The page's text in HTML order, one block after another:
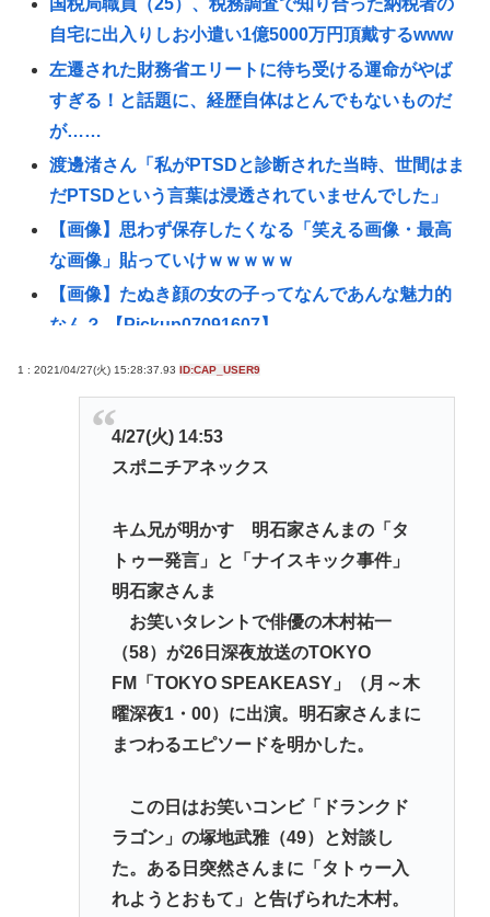
国税局職員（25）、税務調査で知り合った納税者の
自宅に出入りしお小遣い1億5000万円頂戴するwww
左遷された財務省エリートに待ち受ける運命がやば
すぎる！と話題に、経歴自体はとんでもないものだ
が……
渡邊渚さん「私がPTSDと診断された当時、世間はま
だPTSDという言葉は浸透されていませんでした」
【画像】思わず保存したくなる「笑える画像・最高
な画像」貼っていけｗｗｗｗｗ
【画像】たぬき顔の女の子ってなんであんな魅力的
なん？ 【Pickup07091607】
自民党さん、障がい者福祉を切り捨てて財源捻出に
【悲報】じゃあ逆に「これはチェーン店でいいぞ」
ってもの
東浩紀さん、右からも左からも叩かれる「ポジショ
ントークをしないからこそ信頼できる」と擁護され
イチローの晩年(2011-2019)の成績、流石に擁護でき
ないwww
『ヤニねこ』新海誠、水島努、綾辻行人らクリエイ
避難所地獄と化す「ずっと同じ食べ物&断水でトイレ
流せず悪臭&床に直接就寝&コロナ感染」
高橋名人が左手のバネを取るため手術を決意
1 : 2021/04/27(火) 15:28:37.93 ID:CAP_USER9
4/27(火) 14:53
スポニチアネックス
キム兄が明かす 明石家さんまの「タ
トゥー発言」と「ナイスキック事件」
明石家さんま
お笑いタレントで俳優の木村祐一
（58）が26日深夜放送のTOKYO
FM「TOKYO SPEAKEASY」（月～木
曜深夜1・00）に出演。明石家さんまに
まつわるエピソードを明かした。
この日はお笑いコンビ「ドランクド
ラゴン」の塚地武雅（49）と対談し
た。ある日突然さんまに「タトゥー入
れようとおもて」と告げられた木村。